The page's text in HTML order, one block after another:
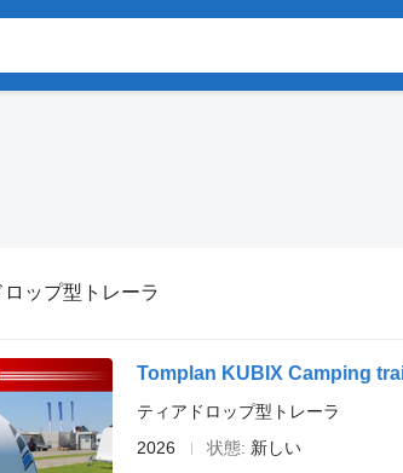
ロップ型トレーラ
Tomplan KUBIX Camping
ティアドロップ型トレーラ
2026
状態 新しい